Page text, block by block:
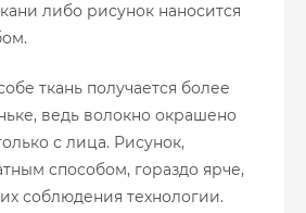
либо рисунок наносится
ткань получается более
ведь волокно окрашено
с лица. Рисунок,
способом, гораздо ярче,
соблюдения технологии.